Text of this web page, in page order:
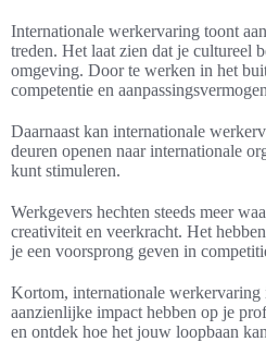
Internationale werkervaring toont
treden. Het laat zien dat je cultureel
omgeving. Door te werken in het
competentie en
Daarnaast kan internationale
deuren openen naar internationale
kunt stimuleren.
Werkgevers hechten steeds meer
creativiteit en veerkracht. Het
je een voorsprong geven in
Kortom, internationale werkervaring
aanzienlijke impact hebben op je
en ontdek hoe het jouw loopbaan